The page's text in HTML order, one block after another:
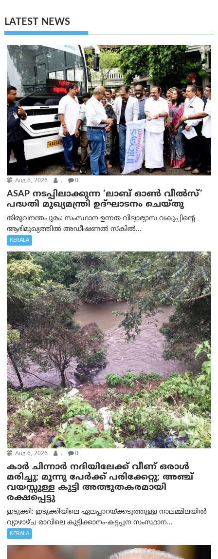
LATEST NEWS
Aug 6, 2026 . 0
ASAP നടപ്പിലാക്കുന്ന ‘ലാബ് ഓൺ വീൽസ്’
പദ്ധതി മുഖ്യമന്ത്രി ഉദ്ഘാടനം ചെയ്തു
തിരുവനന്തപുരം: സംസ്ഥാന ഉന്നത വിദ്യാഭ്യാസ വകുപ്പിന്റെ
ആഭിമുഖ്യത്തിൽ അഡീഷണൽ സ്കിൽ...
KERALA
Aug 6, 2026 . 0
കാര്‍ ചിന്നാര്‍ നദിയിലേക്ക് വീണ് ഒരാള്‍
മരിച്ചു; മൂന്നു പേര്‍ക്ക് പരിക്കേറ്റു; അഞ്ച്
വയസ്സുള്ള കുട്ടി അത്ഭുതകരമായി
രക്ഷപ്പെട്ടു
ഇടുക്കി: ഇടുക്കിയിലെ ഏലപ്പാറയ്ക്കടുത്തുള്ള നാലമ്മിലയിൽ
വ്യാഴാഴ്ച രാവിലെ കുട്ടിക്കാനം-കട്ടപ്പന സംസ്ഥാന...
KERALA